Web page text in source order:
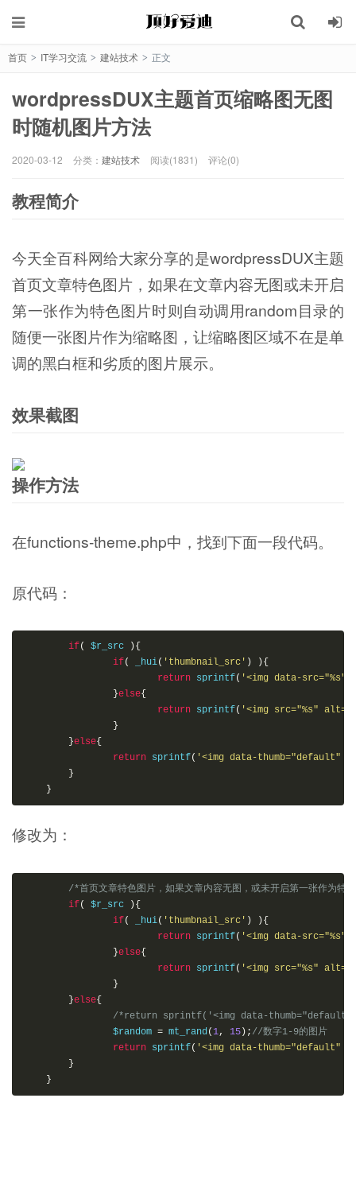
首页 > IT学习交流 > 建站技术 > 正文
wordpressDUX主题首页缩略图无图
时随机图片方法
2020-03-12 分类： 建站技术 阅读(1831) 评论(0)
教程简介
今天全百科网给大家分享的是wordpressDUX主题
首页文章特色图片，如果在文章内容无图或未开启
第一张作为特色图片时则自动调用random目录的
随便一张图片作为缩略图，让缩略图区域不在是单
调的黑白框和劣质的图片展示。
效果截图
操作方法
在functions-theme.php中，找到下面一段代码。
原代码：
if( $r_src ){
if( _hui( 'thumbnail_src' ) ){
return sprintf( '<img data-src="%s"
}else{
return sprintf( '<img src="%s"
}
}else{
return sprintf( '<img data-thumb="default"
}
}
修改为：
/*首页文章特色图片，如果文章内容无图，或未开启第一张作为特
if( $r_src ){
if( _hui( 'thumbnail_src' ) ){
return sprintf( '<img data-src="%s"
}else{
return sprintf( '<img src="%s"
}
}else{
/*return sprintf('<img data-
    		$random
= mt_rand ( 1, 15) ; //数字1-9的图片
return sprintf( '<img data-thumb="default"
}
}